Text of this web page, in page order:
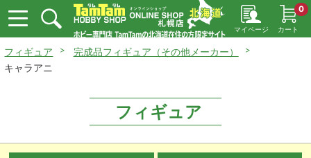
マイページ カート
0
フィギュア
完成品フィギュア（その他メーカー）
キャラアニ
フィギュア